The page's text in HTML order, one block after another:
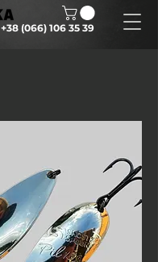
+38 (066) 106 35 39